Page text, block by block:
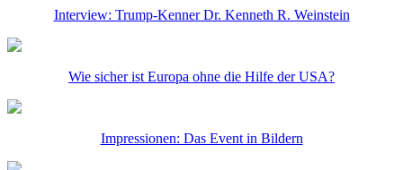
Interview: Trump-Kenner Dr. Kenneth R. Weinstein
Wie sicher ist Europa ohne die Hilfe der USA?
Impressionen: Das Event in Bildern